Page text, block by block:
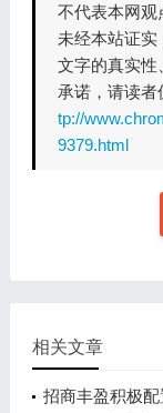
不代表本网观
未经本站证实
文字的真实性
承诺，请读者
tp://
9379.html
相关文章
招商丰盈积极